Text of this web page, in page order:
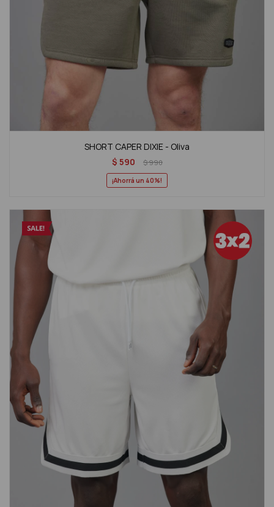
SHORT CAPER DIXIE - Oliva
$ 590 $990
40